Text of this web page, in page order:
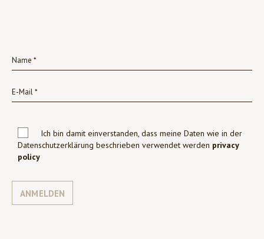
Ich bin damit einverstanden, dass meine Daten wie in der
Datenschutzerklärung beschrieben verwendet werden privacy
policy
ANMELDEN